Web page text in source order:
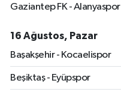
Gaziantep FK - Alanyaspor
16 Ağustos, Pazar
Başakşehir - Kocaelispor
Beşiktaş - Eyüpspor